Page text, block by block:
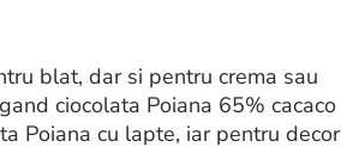
blat, dar si pentru crema sau
ciocolata Poiana 65% cacaco
Poiana cu lapte, iar pentru decor